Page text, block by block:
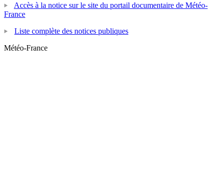
Accès à la notice sur le site du portail documentaire de Météo-
France
Liste complète des notices publiques
Météo-France